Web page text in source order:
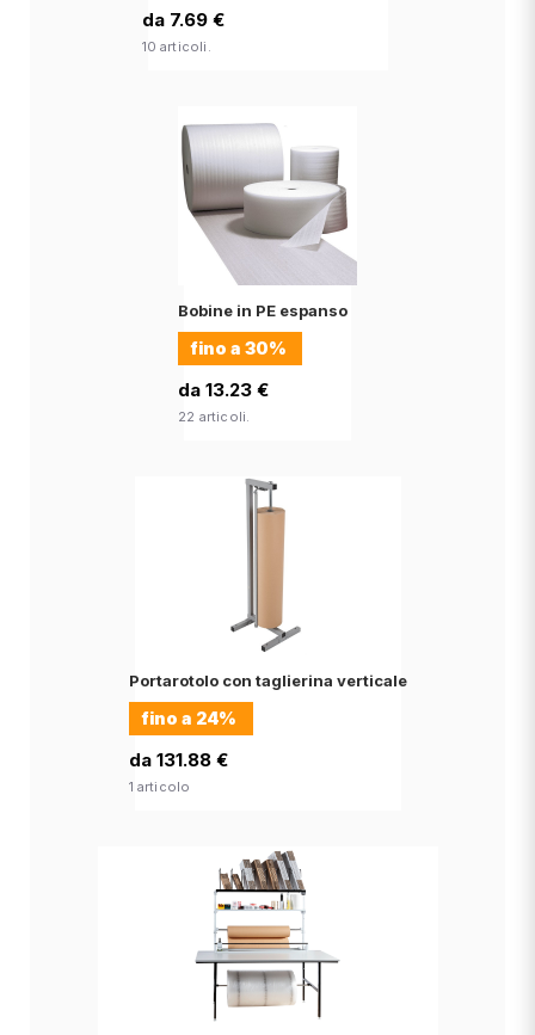
da 7.69 €
10 articoli.
Bobine in PE espanso
fino a 30%
da 13.23 €
22 articoli.
Portarotolo con taglierina verticale
fino a 24%
da 131.88 €
1 articolo